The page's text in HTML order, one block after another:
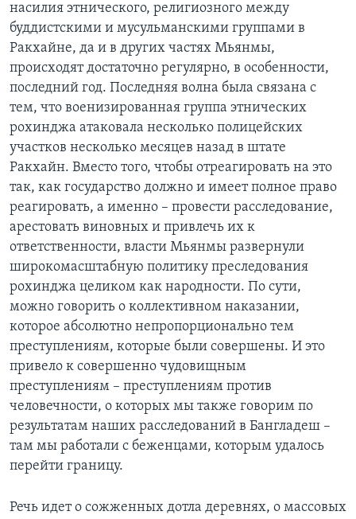
насилия этнического, религиозного между
буддистскими и мусульманскими группами в
Ракхайне, да и в других частях Мьянмы,
происходят достаточно регулярно, в особенности,
последний год. Последняя волна была связана с
тем, что военизированная группа этнических
рохинджа атаковала несколько полицейских
участков несколько месяцев назад в штате
Ракхайн. Вместо того, чтобы отреагировать на это
так, как государство должно и имеет полное право
реагировать, а именно – провести расследование,
арестовать виновных и привлечь их к
ответственности, власти Мьянмы развернули
широкомасштабную политику преследования
рохинджа целиком как народности. По сути,
можно говорить о коллективном наказании,
которое абсолютно непропорционально тем
преступлениям, которые были совершены. И это
привело к совершенно чудовищным
преступлениям – преступлениям против
человечности, о которых мы также говорим по
результатам наших расследований в Бангладеш –
там мы работали с беженцами, которым удалось
перейти границу.
Речь идет о сожженных дотла деревнях, о массовых